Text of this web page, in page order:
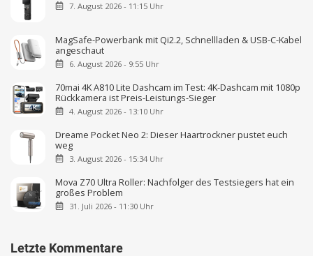
7. August 2026 - 11:15 Uhr
MagSafe-Powerbank mit Qi2.2, Schnellladen & USB-C-Kabel
angeschaut
6. August 2026 - 9:55 Uhr
70mai 4K A810 Lite Dashcam im Test: 4K-Dashcam mit 1080p
Rückkamera ist Preis-Leistungs-Sieger
4. August 2026 - 13:10 Uhr
Dreame Pocket Neo 2: Dieser Haartrockner pustet euch
weg
3. August 2026 - 15:34 Uhr
Mova Z70 Ultra Roller: Nachfolger des Testsiegers hat ein
großes Problem
31. Juli 2026 - 11:30 Uhr
Letzte Kommentare